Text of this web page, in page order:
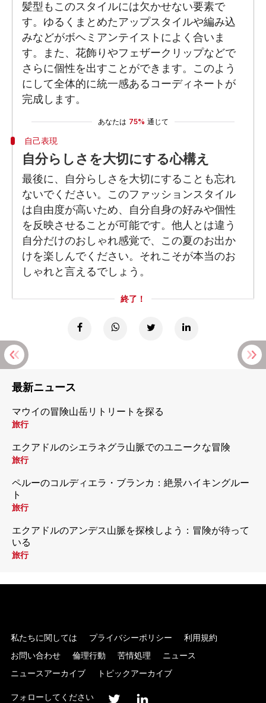
髪型もこのスタイルには欠かせない要素で
す。ゆるくまとめたアップスタイルや編み込
みなどがボヘミアンテイストによく合いま
す。また、花飾りやフェザークリップなどで
さらに個性を出すことができます。このよう
にして全体的に統一感あるコーディネートが
完成します。
あなたは 75% 通じて
自己表現
自分らしさを大切にする心構え
最後に、自分らしさを大切にすることも忘れ
ないでください。このファッションスタイル
は自由度が高いため、自分自身の好みや個性
を反映させることが可能です。他人とは違う
自分だけのおしゃれ感覚で、この夏のお出か
けを楽しんでください。それこそが本当のお
しゃれと言えるでしょう。
終了！
最新ニュース
マウイの冒険山岳リトリートを探る
旅行
エクアドルのシエラネグラ山脈でのユニークな冒険
旅行
ペルーのコルディエラ・ブランカ：絶景ハイキングルー
ト
旅行
エクアドルのアンデス山脈を探検しよう：冒険が待って
いる
旅行
私たちに関しては プライバシーポリシー
利用規約
お問い合わせ
倫理行動 苦情処理
ニュース
ニュースアーカイブ
トピックアーカイブ
フォローしてください